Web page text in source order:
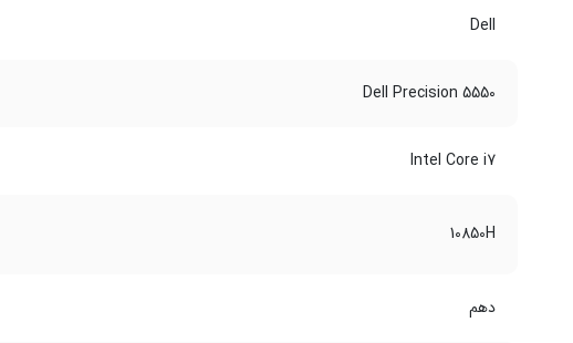
Dell
Dell Precision 5550
Intel Core i7
10850H
دهم